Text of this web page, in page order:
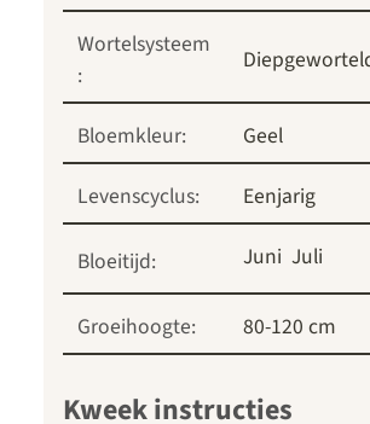
Wortelsysteem
:
Bloemkleur:
Geel
Levenscyclus:
Eenjarig
Bloeitijd: Juni Juli
Groeihoogte: 80-120 cm
Kweek instructies